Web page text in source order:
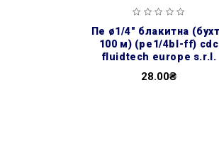
пе ø1/4″ блакитна (бухта
100 м) (pe1/4bl-ff) cdc
fluidtech europe s.r.l.
28.00₴